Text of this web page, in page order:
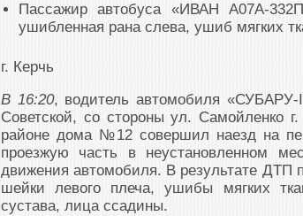
Пассажир автобуса «ИВАН А07А-
ушибленная рана слева, ушиб мягких
г. Керчь
В 16:20, водитель автомобиля
Советской, со стороны ул. Самойленко
районе дома №12 совершил наезд на
проезжую часть в неустановленном
движения автомобиля. В результате ДТП
шейки левого плеча, ушибы мягких
сустава, лица ссадины.